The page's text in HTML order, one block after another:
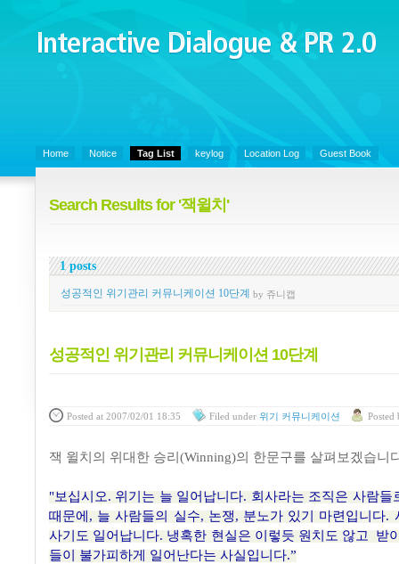
Interactive Dialogue &
PR 2.0
Home Notice Tag List keylog Location Log Guest Book
Search Results for '잭윌치'
1 posts
성공적인 위기관리 커뮤니케이션 10단계 by 쥬니캡
성공적인 위기관리 커뮤니케이션 10단계
Posted at 2007/02/01 18:35 Filed under 위기 커뮤니케이션 Posted
잭 윌치의 위대한 승리(Winning)의 한문구를 살펴보겠습니
"보십시오. 위기는 늘 일어납니다. 회사라는 조직은 사람들
때문에, 늘 사람들의 실수, 논쟁, 분노가 있기 마련입니다.
사기도 일어납니다. 냉혹한 현실은 이렇듯 원치도 않고 받
들이 불가피하게 일어난다는 사실입니다.”